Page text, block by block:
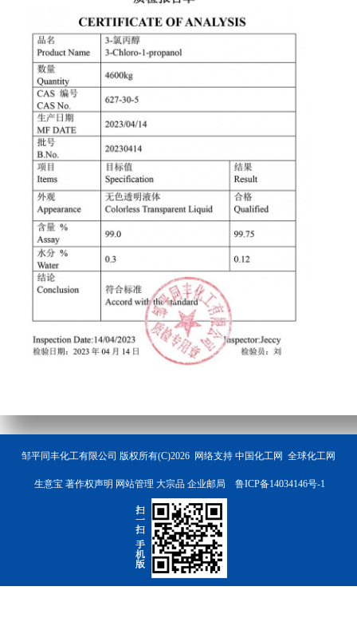
邹平同丰化工有限公司 版权所有(C)2026 网络支持 中国化工网 全球化工网
生意宝 著作权声明 网站管理 大宗品 企业邮局 鲁ICP备14034146号-1